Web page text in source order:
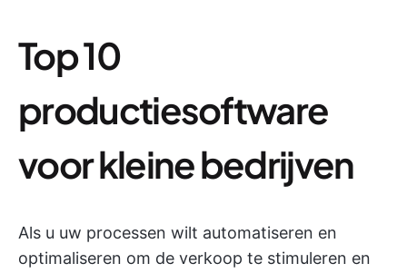
Top 10
productiesoftware
voor kleine bedrijven
Als u uw processen wilt automatiseren en
optimaliseren om de verkoop te stimuleren en